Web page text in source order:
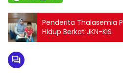
Penderita Thalasemia
Hidup Berkat JKN-KIS